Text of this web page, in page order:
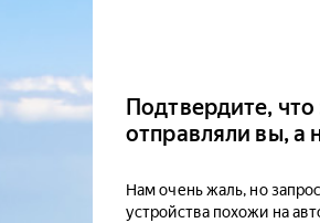
Подтвердите,
отправляли вы, а
Нам очень жаль, но
устройства похожи на